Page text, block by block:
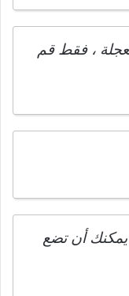
، فقط قم
يمكنك أن تضع